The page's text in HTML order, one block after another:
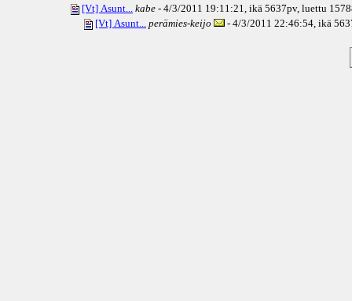
[Vt] Asunt... kabe - 4/3/2011 19:11:21, ikä 5637pv, luettu
[Vt] Asunt... perämies-keijo - 4/3/2011 22:46:54, ikä